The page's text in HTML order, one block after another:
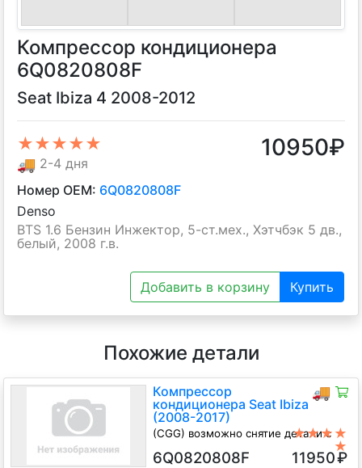
Компрессор кондиционера
6Q0820808F
Seat Ibiza 4 2008-2012
★★★★★
🚚 2-4 дня
10950₽
Номер OEM: 6Q0820808F
Denso
BTS 1.6 Бензин Инжектор, 5-ст.мех., Хэтчбэк 5 дв.,
белый, 2008 г.в.
Добавить в корзину Купить
Похожие детали
🚚
Компрессор
кондиционера Seat Ibiza
(2008-2017)
(CGG) возможно снятие детали с
1.4 i Бензин, 2011
★★★★
★
6Q0820808F 11950₽